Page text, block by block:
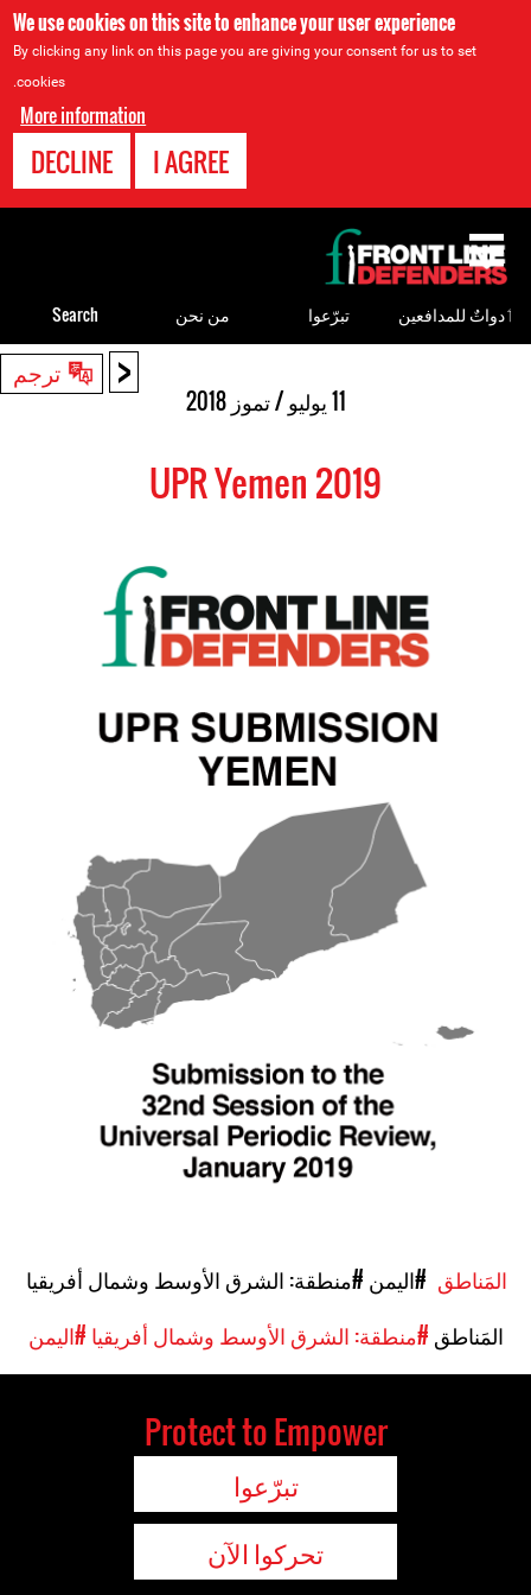
We use cookies on this site to enhance your user experience
By clicking any link on this page you are giving your consent for us to set
cookies.
More information
I AGREE
DECLINE
< ترجم
11 يوليو / تموز 2018
UPR Yemen 2019
المَناطق #اليمن #منطقة: الشرق الأوسط وشمال أفريقيا
to
top
ٲدواتٌ للمدافعين تبرّعوا من نحن Search
المَناطق #منطقة: الشرق الأوسط وشمال أفريقيا #اليمن
Protect to Empower
تبرّعوا
تحركوا الآن